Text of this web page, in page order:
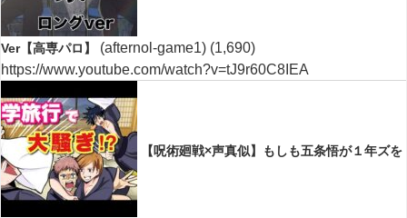
Ver【高専パロ】 (afternol-game1) (1,690)
https://www.youtube.com/watch?v=tJ9r60C8IEA
【呪術廻戦×声真似】もしも五条悟が１年ズを